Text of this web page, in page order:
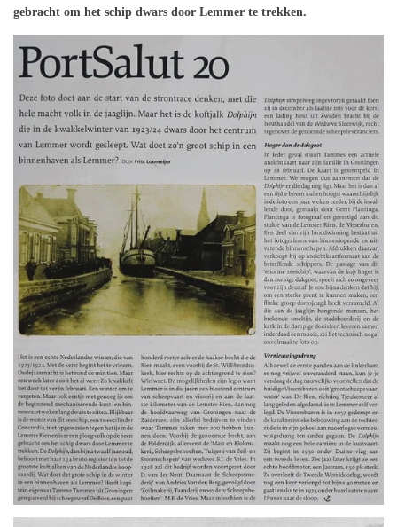
gebracht om het schip dwars door Lemmer te trekken.